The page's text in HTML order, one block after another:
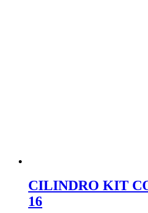
CILINDRO KIT
16